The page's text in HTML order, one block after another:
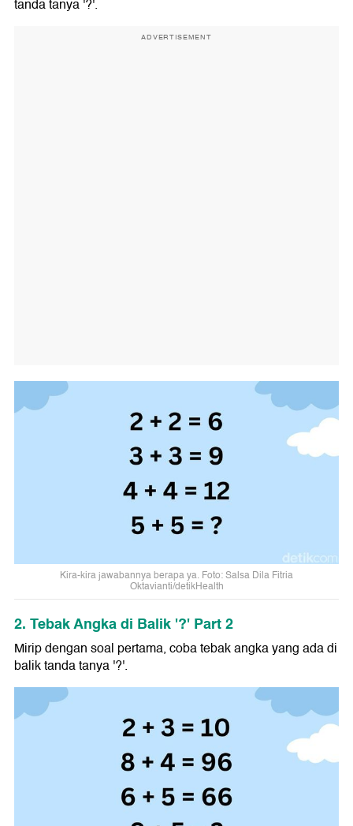
tanda tanya '?'.
ADVERTISEMENT
Kira-kira jawabannya berapa ya. Foto: Salsa Dila Fitria
Oktavianti/detikHealth
2. Tebak Angka di Balik '?' Part 2
Mirip dengan soal pertama, coba tebak angka yang ada di
balik tanda tanya '?'.